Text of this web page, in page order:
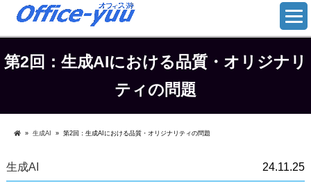
第2回：生成AIにおける品質・オリジナリ
ティの問題
» 生成AI » 第2回：生成AIにおける品質・オリジナリティの問題
生成AI 24.11.25